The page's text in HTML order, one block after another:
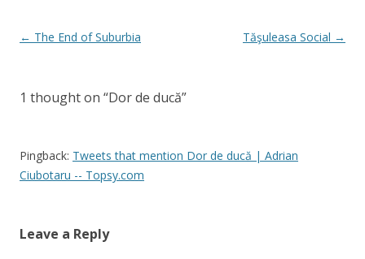
Post
← The End of Suburbia Tăşuleasa Social →
1 thought on “Dor de ducă”
Pingback: Tweets that mention Dor de ducă | Adrian
Ciubotaru -- Topsy.com
Leave a Reply